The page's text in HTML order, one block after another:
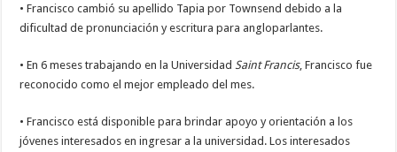
• Francisco cambió su apellido Tapia por Townsend debido a la
dificultad de pronunciación y escritura para angloparlantes.
• En 6 meses trabajando en la Universidad Saint Francis, Francisco fue
reconocido como el mejor empleado del mes.
• Francisco está disponible para brindar apoyo y orientación a los
jóvenes interesados en ingresar a la universidad. Los interesados